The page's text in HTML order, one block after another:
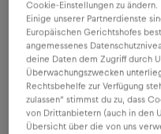
Internet
Cookie-Einstellungen zu ändern.
Einige unserer Partnerdienste
Europäischen Gerichtshofes
angemessenes
deine Daten dem Zugriff durch
Überwachungszwecken
Rechtsbehelfe zur Verfügung
zulassen“ stimmst du zu, dass
von Drittanbietern (auch in den
Übersicht über die von uns